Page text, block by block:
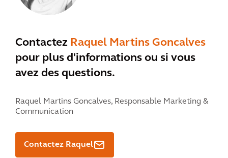
Contactez Raquel Martins Goncalves
pour plus d'informations ou si vous
avez des questions.
Raquel Martins Goncalves, Responsable Marketing &
Communication
Contactez Raquel